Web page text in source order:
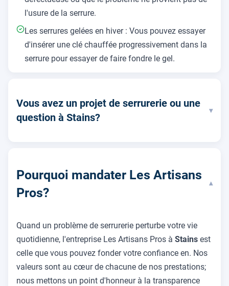
l'usure de la serrure.
Les serrures gelées en hiver : Vous pouvez essayer
d'insérer une clé chauffée progressivement dans la
serrure pour essayer de faire fondre le gel.
Vous avez un projet de serrurerie ou une
question à Stains?
▾
Pourquoi mandater Les Artisans
Pros?
▾
Quand un problème de serrurerie perturbe votre vie
quotidienne, l'entreprise Les Artisans Pros à Stains est
celle que vous pouvez fonder votre confiance en. Nos
valeurs sont au cœur de chacune de nos prestations;
nous mettons un point d'honneur à la transparence